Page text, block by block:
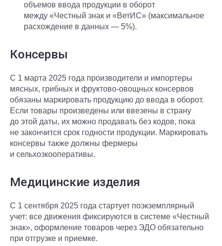
объемов ввода продукции в оборот
между «Честный знак и «ВетИС» (максимальное
расхождение в данных — 5%).
Консервы
С 1 марта 2025 года производители и импортеры
мясных, грибных и фруктово-овощных консервов
обязаны маркировать продукцию до ввода в оборот.
Если товары произведены или ввезены в страну
до этой даты, их можно продавать без кодов, пока
не закончится срок годности продукции. Маркировать
консервы также должны фермеры
и сельхозкооперативы.
Медицинские изделия
С 1 сентября 2025 года стартует поэкземплярный
учет: все движения фиксируются в системе «Честный
знак», оформление товаров через ЭДО обязательно
при отгрузке и приемке.